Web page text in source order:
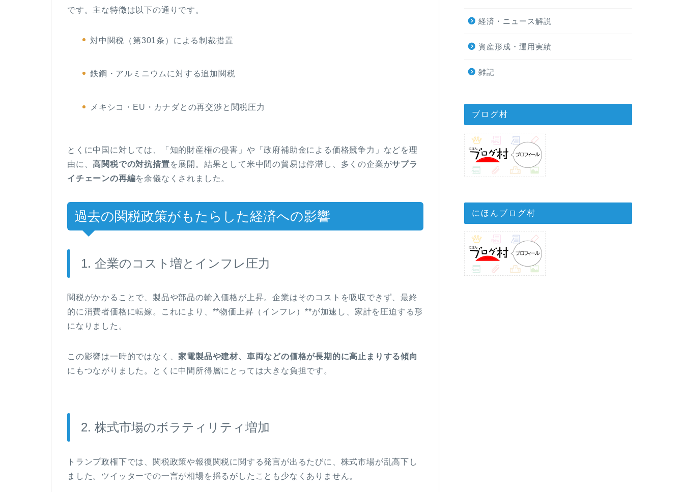
です。主な特徴は以下の通りです。
対中関税（第301条）による制裁措置
鉄鋼・アルミニウムに対する追加関税
メキシコ・EU・カナダとの再交渉と関税圧力
とくに中国に対しては、「知的財産権の侵害」や「政府補助金による価格競争力」などを理
由に、高関税での対抗措置を展開。結果として米中間の貿易は停滞し、多くの企業がサプラ
イチェーンの再編を余儀なくされました。
過去の関税政策がもたらした経済への影響
1. 企業のコスト増とインフレ圧力
関税がかかることで、製品や部品の輸入価格が上昇。企業はそのコストを吸収できず、最終
的に消費者価格に転嫁。これにより、**物価上昇（インフレ）**が加速し、家計を圧迫する形
になりました。
この影響は一時的ではなく、家電製品や建材、車両などの価格が長期的に高止まりする傾向
にもつながりました。とくに中間所得層にとっては大きな負担です。
2. 株式市場のボラティリティ増加
トランプ政権下では、関税政策や報復関税に関する発言が出るたびに、株式市場が乱高下し
ました。ツイッターでの一言が相場を揺るがしたことも少なくありません。
経済・ニュース解説
資産形成・運用実績
雑記
ブログ村
にほんブログ村